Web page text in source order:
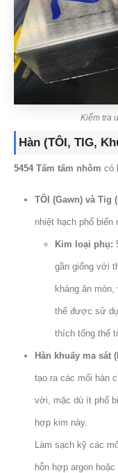
Kiểm tra
Hàn (TÔI, TIG,
5454 Tấm tấm nhôm có
TÔI (Gawn) và Tig
nhiệt hạch phổ biến
Kim loại phụ:
gần giống với
kháng ăn
thể được sử
thích tổng thể
Hàn khuấy ma sát
tạo ra các mối hàn
vời, mặc dù ít phổ
hợp kim này.
Làm sạch kỹ các
hỗn hợp argon hoặc